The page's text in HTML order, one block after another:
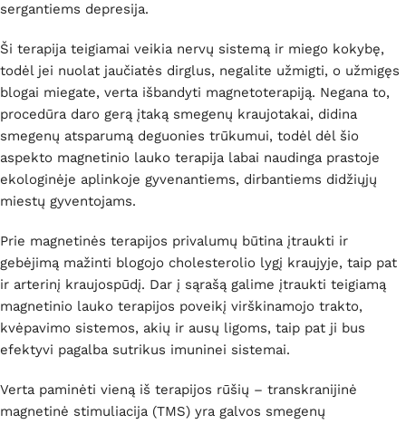
sergantiems depresija.
Ši terapija teigiamai veikia nervų sistemą ir miego kokybę,
todėl jei nuolat jaučiatės dirglus, negalite užmigti, o užmigęs
blogai miegate, verta išbandyti magnetoterapiją. Negana to,
procedūra daro gerą įtaką smegenų kraujotakai, didina
smegenų atsparumą deguonies trūkumui, todėl dėl šio
aspekto magnetinio lauko terapija labai naudinga prastoje
ekologinėje aplinkoje gyvenantiems, dirbantiems didžiųjų
miestų gyventojams.
Prie magnetinės terapijos privalumų būtina įtraukti ir
gebėjimą mažinti blogojo cholesterolio lygį kraujyje, taip pat
ir arterinį kraujospūdį. Dar į sąrašą galime įtraukti teigiamą
magnetinio lauko terapijos poveikį virškinamojo trakto,
kvėpavimo sistemos, akių ir ausų ligoms, taip pat ji bus
efektyvi pagalba sutrikus imuninei sistemai.
Verta paminėti vieną iš terapijos rūšių – transkranijinė
magnetinė stimuliacija (TMS) yra galvos smegenų